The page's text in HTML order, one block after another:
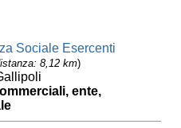
Sociale Esercenti
8,12 km)
ente,